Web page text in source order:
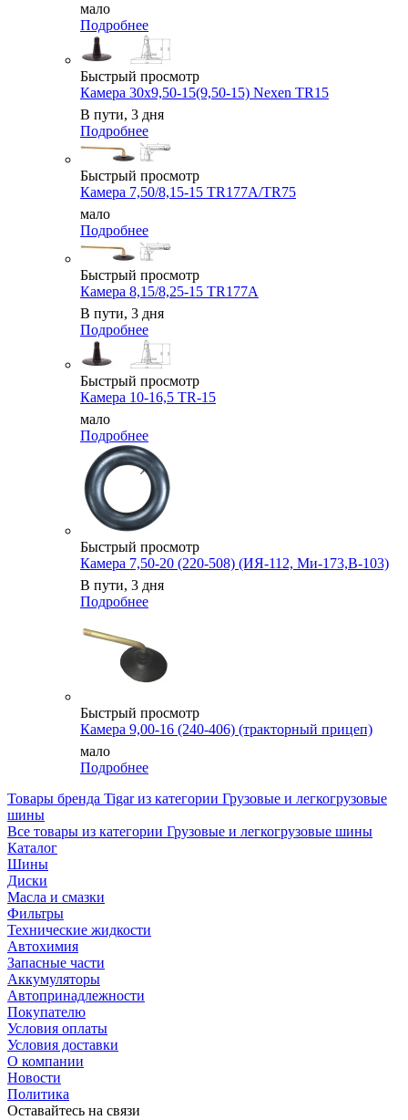
мало
Подробнее
Быстрый просмотр
Камера 30x9,50-15(9,50-15) Nexen TR15
В пути, 3 дня
Подробнее
Быстрый просмотр
Камера 7,50/8,15-15 TR177A/TR75
мало
Подробнее
Быстрый просмотр
Камера 8,15/8,25-15 TR177A
В пути, 3 дня
Подробнее
Быстрый просмотр
Камера 10-16,5 TR-15
мало
Подробнее
Быстрый просмотр
Камера 7,50-20 (220-508) (ИЯ-112, Ми-173,В-103)
В пути, 3 дня
Подробнее
Быстрый просмотр
Камера 9,00-16 (240-406) (тракторный прицеп)
мало
Подробнее
Товары бренда Tigar из категории Грузовые и легкогрузовые
шины
Все товары из категории Грузовые и легкогрузовые шины
Каталог
Шины
Диски
Масла и смазки
Фильтры
Технические жидкости
Автохимия
Запасные части
Аккумуляторы
Автопринадлежности
Покупателю
Условия оплаты
Условия доставки
О компании
Новости
Политика
Оставайтесь на связи